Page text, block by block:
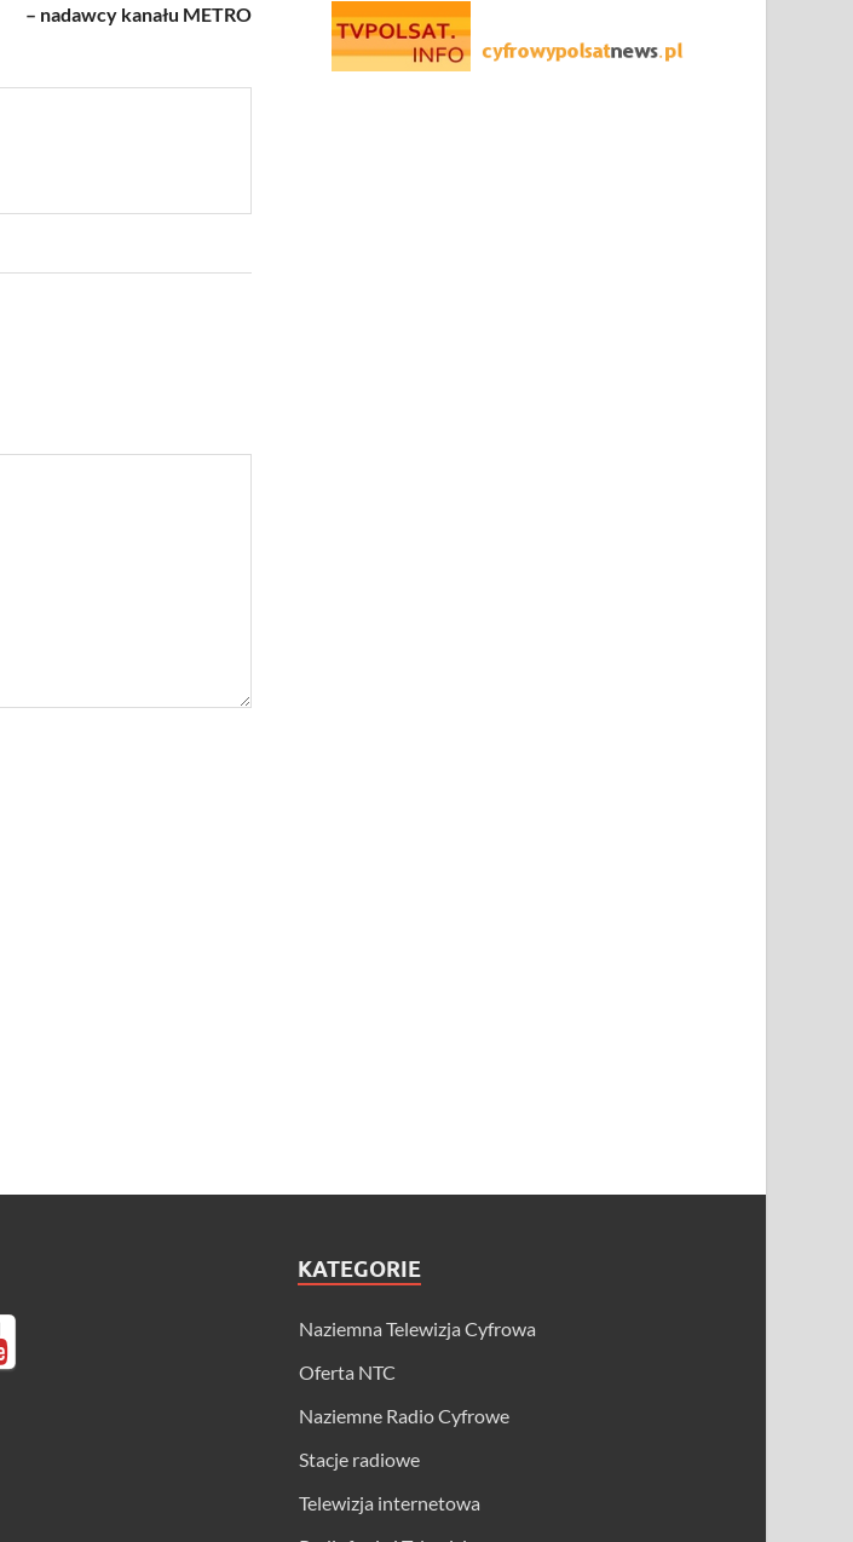
– nadawcy kanału METRO
KATEGORIE
Naziemna Telewizja Cyfrowa
Oferta NTC
Naziemne Radio Cyfrowe
Stacje radiowe
Telewizja internetowa